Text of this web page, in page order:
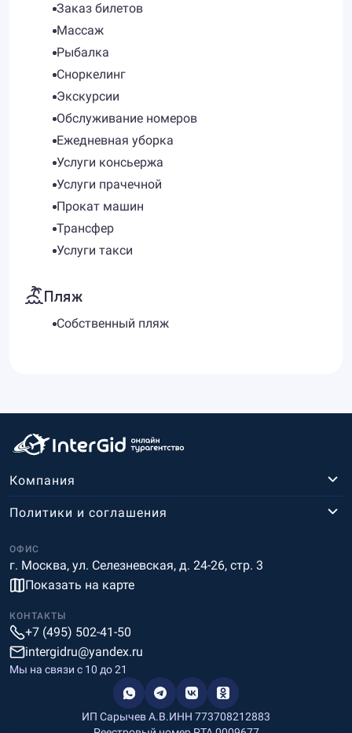
Заказ билетов
Массаж
Рыбалка
Сноркелинг
Экскурсии
Обслуживание номеров
Ежедневная уборка
Услуги консьержа
Услуги прачечной
Прокат машин
Трансфер
Услуги такси
Пляж
Собственный пляж
Компания
ОФИС
г. Москва, ул. Селезневская, д. 24-26, стр. 3
Показать на карте
Политики и соглашения
КОНТАКТЫ
+7 (495) 502-41-50
intergidru@yandex.ru
Мы на связи c 10 до 21
ИП Сарычев А.В.ИНН 773708212883